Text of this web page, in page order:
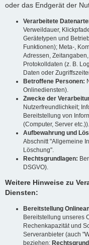
oder das Endgerät der
Verarbeitete
Verweildauer,
Gerätetypen und
Funktionen); Meta-,
Adressen,
Protokolldaten (z. B.
Daten oder
Betroffene Personen:
Onlinediensten).
Zwecke der
Nutzerfreundlichkeit;
Bereitstellung von
(Computer, Server
Aufbewahrung und
Abschnitt "Allgemeine
Löschung".
Rechtsgrundlagen:
DSGVO).
Weitere Hinweise zu
Diensten:
Bereitstellung
Bereitstellung unseres
Rechenkapazität und
Serveranbieter (auch
beziehen;